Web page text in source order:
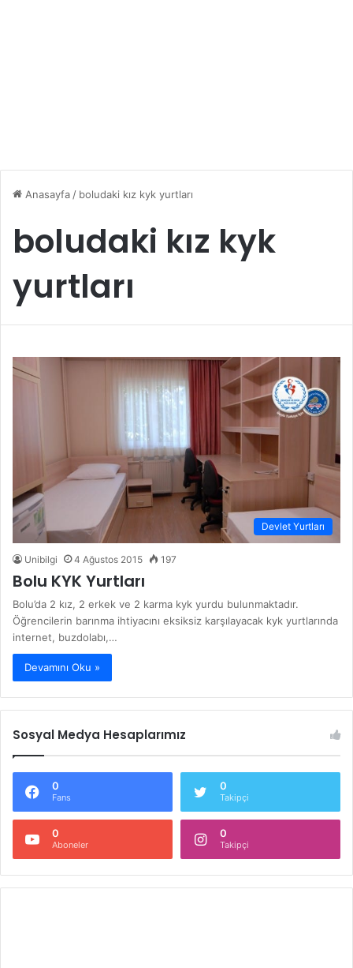
Anasayfa / boludaki kız kyk yurtları
boludaki kız kyk
yurtları
Devlet Yurtları
Unibilgi 4 Ağustos 2015 197
Bolu KYK Yurtları
Bolu’da 2 kız, 2 erkek ve 2 karma kyk yurdu bulunmaktadır.
Öğrencilerin barınma ihtiyacını eksiksiz karşılayacak kyk yurtlarında
internet, buzdolabı,…
Devamını Oku »
Sosyal Medya Hesaplarımız
0
Fans
0
Takipçi
0
Aboneler
0
Takipçi